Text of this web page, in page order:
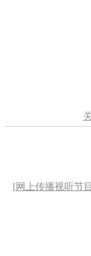
[网上传播视听节